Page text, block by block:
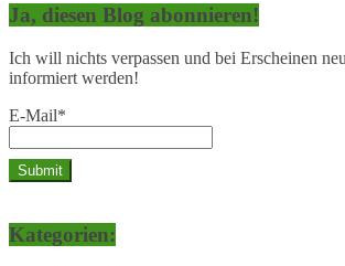
Ja, diesen Blog abonnieren!
Ich will nichts verpassen und bei Erscheinen
informiert werden!
E-Mail*
Kategorien: